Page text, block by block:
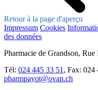
Retour à la page d'aperçu
Impressum Cookies
des données
Pharmacie de Grandson,
Tél: 024 445 33 51 , Fax: 024
pharmpayot@ovan.ch